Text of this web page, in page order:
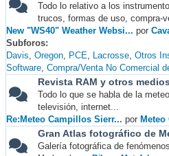
Todo lo relativo a los
trucos, formas de uso, compra-
New "WS40" Weather Websi... por
Subforos
Davis Oregon PCE Lacrosse Otros
Software Compra/Venta No Comercial
Revista RAM y otros
Todo lo que se habla de la
televisión, internet...
Re:Meteo Campillos Sierr... por
Gran Atlas fotográfico de
Galería fotográfica de